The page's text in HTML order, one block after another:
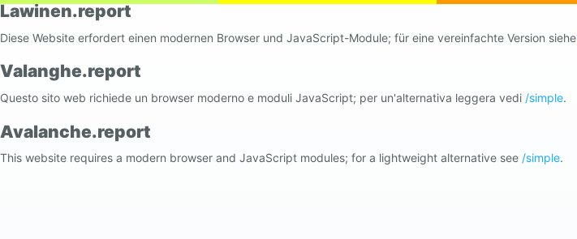
Lawinen.report
Diese Website erfordert einen modernen Browser und JavaScript-Module; für eine vereinfachte Version siehe
Valanghe.report
Questo sito web richiede un browser moderno e moduli JavaScript; per un'alternativa leggera vedi /simple.
Avalanche.report
This website requires a modern browser and JavaScript modules; for a lightweight alternative see /simple.